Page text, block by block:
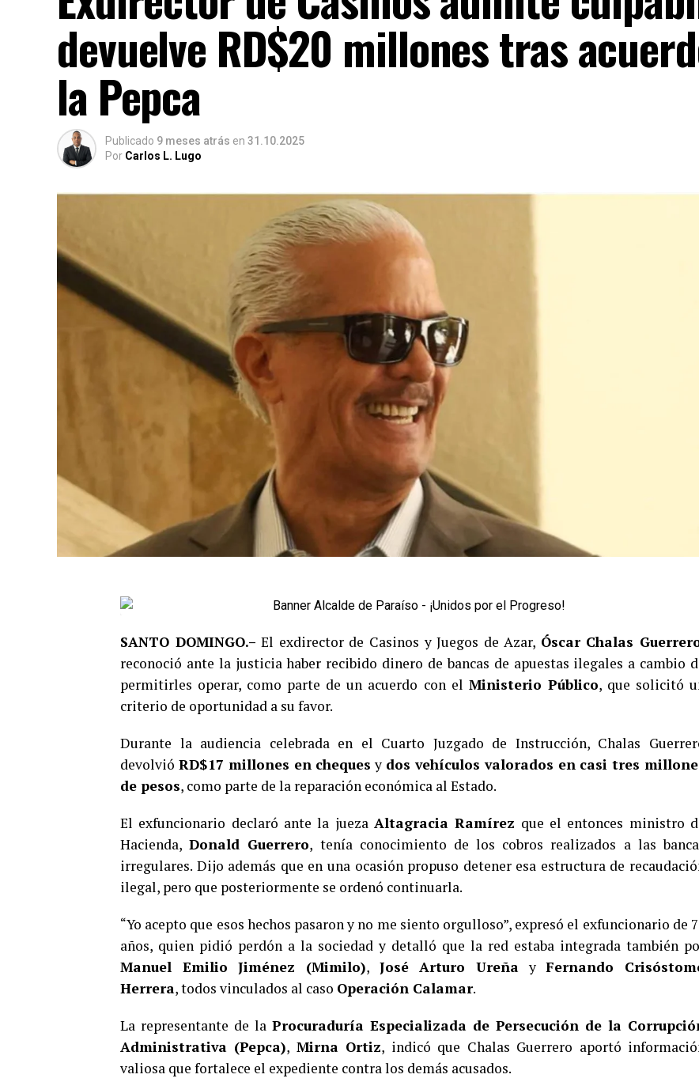
devuelve RD$20 millones tras
la Pepca
Publicado 9 meses atrás en 31.10.2025
Por Carlos L. Lugo
SANTO DOMINGO.– El exdirector de Casinos y Juegos de Azar, Óscar Chalas
reconoció ante la justicia haber recibido dinero de bancas de apuestas ilegales a cambio
permitirles operar, como parte de un acuerdo con el Ministerio Público, que solicitó
criterio de oportunidad a su favor.
Durante la audiencia celebrada en el Cuarto Juzgado de Instrucción, Chalas
devolvió RD$17 millones en cheques y dos vehículos valorados en casi tres
de pesos, como parte de la reparación económica al Estado.
El exfuncionario declaró ante la jueza Altagracia Ramírez que el entonces ministro
Hacienda,Donald Guerrero, tenía conocimiento de los cobros realizados a las
irregulares. Dijo además que en una ocasión propuso detener esa estructura de
ilegal, pero que posteriormente se ordenó continuarla.
“Yo acepto que esos hechos pasaron y no me siento orgulloso”, expresó el exfuncionario de
años, quien pidió perdón a la sociedad y detalló que la red estaba integrada también
Manuel Emilio Jiménez (Mimilo), José Arturo Ureña yFernando
Herrera, todos vinculados al caso Operación Calamar.
La representante de la Procuraduría Especializada de Persecución de la
Administrativa (Pepca), Mirna Ortiz, indicó que Chalas Guerrero aportó
valiosa que fortalece el expediente contra los demás acusados.